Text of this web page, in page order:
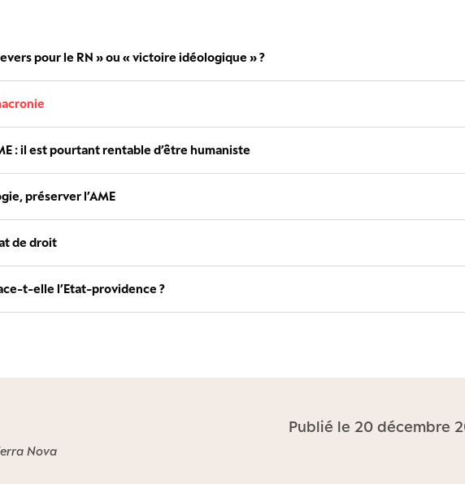
pour le RN » ou « victoire idéologique » ?
: il est pourtant rentable d’être humaniste
préserver l’AME
de droit
t-elle l’Etat-providence ?
Publié le 20 décembre
Nova